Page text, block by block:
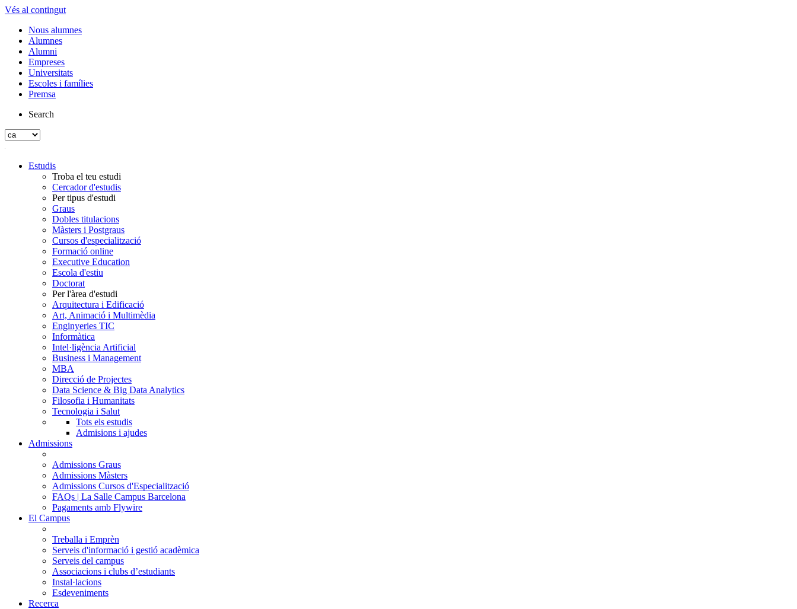
Vés al contingut
Nous alumnes
Alumnes
Alumni
Empreses
Universitats
Escoles i famílies
Premsa
Search
Estudis
Troba el teu estudi
Cercador d'estudis
Per tipus d'estudi
Graus
Dobles titulacions
Màsters i Postgraus
Cursos d'especialització
Formació online
Executive Education
Escola d'estiu
Doctorat
Per l'àrea d'estudi
Arquitectura i Edificació
Art, Animació i Multimèdia
Enginyeries TIC
Informàtica
Intel·ligència Artificial
Business i Management
MBA
Direcció de Projectes
Data Science & Big Data Analytics
Filosofia i Humanitats
Tecnologia i Salut
Tots els estudis
Admisions i ajudes
Admissions
Admissions Graus
Admissions Màsters
Admissions Cursos d'Especialització
FAQs | La Salle Campus Barcelona
Pagaments amb Flywire
El Campus
Treballa i Emprèn
Serveis d'informació i gestió acadèmica
Serveis del campus
Associacions i clubs d’estudiants
Instal·lacions
Esdeveniments
Recerca